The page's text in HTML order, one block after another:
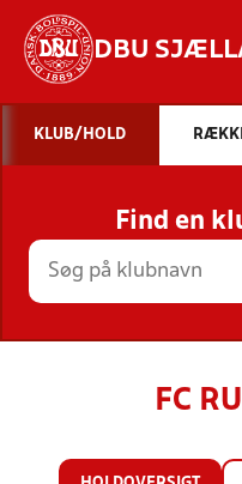
DBU
STILLINGER,
KLUB/HOLD
Find en
FC